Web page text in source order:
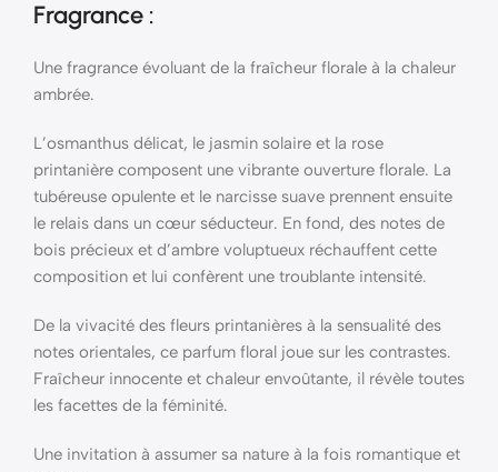
Fragrance :
Une fragrance évoluant de la fraîcheur florale à la chaleur
ambrée.
L’osmanthus délicat, le jasmin solaire et la rose
printanière composent une vibrante ouverture florale. La
tubéreuse opulente et le narcisse suave prennent ensuite
le relais dans un cœur séducteur. En fond, des notes de
bois précieux et d’ambre voluptueux réchauffent cette
composition et lui confèrent une troublante intensité.
De la vivacité des fleurs printanières à la sensualité des
notes orientales, ce parfum floral joue sur les contrastes.
Fraîcheur innocente et chaleur envoûtante, il révèle toutes
les facettes de la féminité.
Une invitation à assumer sa nature à la fois romantique et